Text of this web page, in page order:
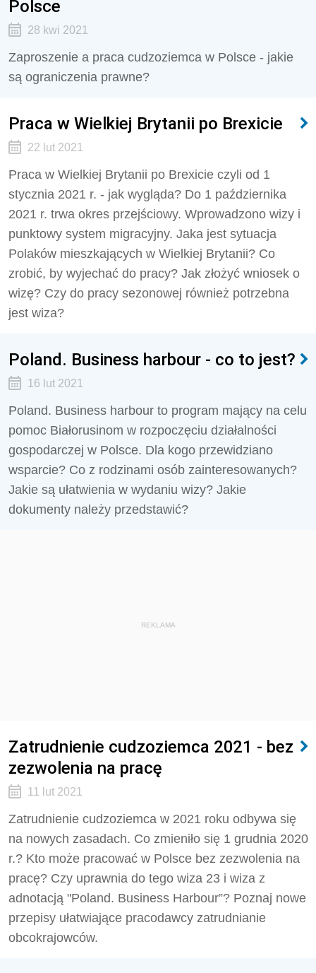
Polsce
28 kwi 2021
Zaproszenie a praca cudzoziemca w Polsce - jakie
są ograniczenia prawne?
Praca w Wielkiej Brytanii po Brexicie
22 lut 2021
Praca w Wielkiej Brytanii po Brexicie czyli od 1
stycznia 2021 r. - jak wygląda? Do 1 października
2021 r. trwa okres przejściowy. Wprowadzono wizy i
punktowy system migracyjny. Jaka jest sytuacja
Polaków mieszkających w Wielkiej Brytanii? Co
zrobić, by wyjechać do pracy? Jak złożyć wniosek o
wizę? Czy do pracy sezonowej również potrzebna
jest wiza?
Poland. Business harbour - co to jest?
16 lut 2021
Poland. Business harbour to program mający na celu
pomoc Białorusinom w rozpoczęciu działalności
gospodarczej w Polsce. Dla kogo przewidziano
wsparcie? Co z rodzinami osób zainteresowanych?
Jakie są ułatwienia w wydaniu wizy? Jakie
dokumenty należy przedstawić?
REKLAMA
Zatrudnienie cudzoziemca 2021 - bez
zezwolenia na pracę
11 lut 2021
Zatrudnienie cudzoziemca w 2021 roku odbywa się
na nowych zasadach. Co zmieniło się 1 grudnia 2020
r.? Kto może pracować w Polsce bez zezwolenia na
pracę? Czy uprawnia do tego wiza 23 i wiza z
adnotacją "Poland. Business Harbour”? Poznaj nowe
przepisy ułatwiające pracodawcy zatrudnianie
obcokrajowców.